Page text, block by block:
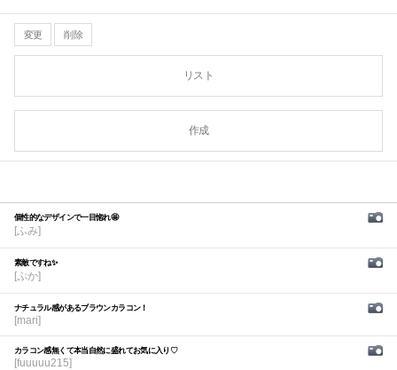
変更 削除
リスト
作成
個性的なデザインで一目惚れ🤩
[ふみ]
素敵ですね✨
[ぷか]
ナチュラル感があるブラウンカラコン！
[mari]
カラコン感無くて本当自然に盛れてお気に入り♡
[fuuuuu215]